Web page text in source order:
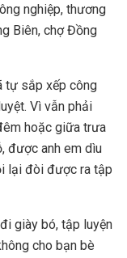
nghiệp, thương
Biên, chợ Đồng
tự sắp xếp công
Vì vẫn phải
hoặc giữa trưa
được anh em dìu
lại đòi được ra tập
giày bó, tập luyện
cho bạn bè